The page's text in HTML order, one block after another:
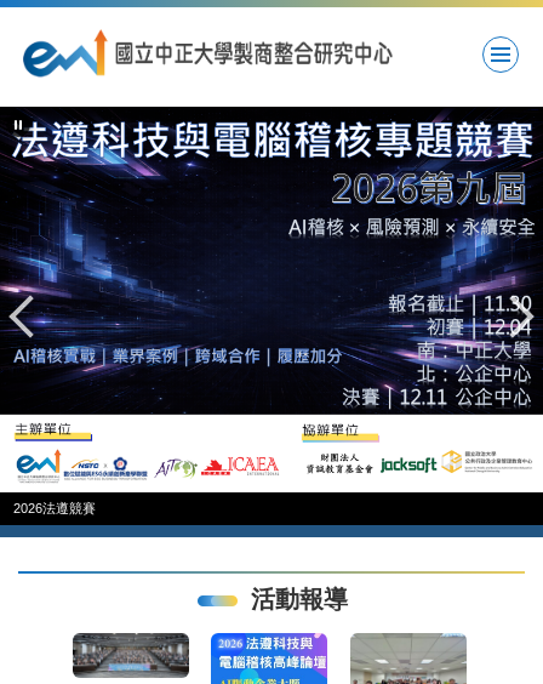
主
內
容
區
2026年法遵科技與電腦稽核高峰論壇
活動報導